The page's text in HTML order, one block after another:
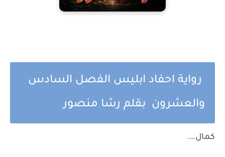
رواية احفاد ابليس الفصل السادس
والعشرون بقلم رشا منصور
كمال….